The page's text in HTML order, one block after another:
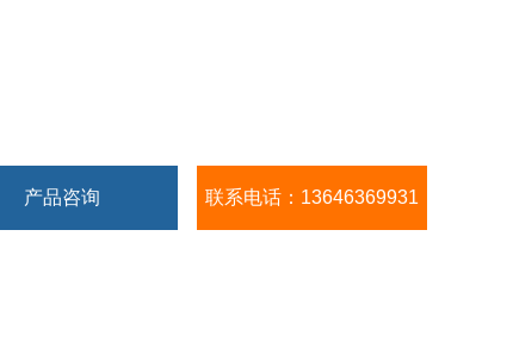
产品咨询 联系电话：13646369931